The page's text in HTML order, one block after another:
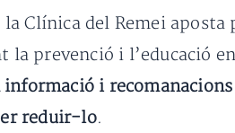
Clínica del Remei
la prevenció i l’educació
i
reduir-lo.